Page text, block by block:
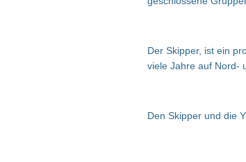
Der Skipper, ist ein
viele Jahre auf Nord-
Den Skipper und die